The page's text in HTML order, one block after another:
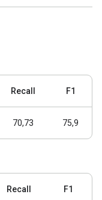
Recall F1
70,73 75,9
Recall F1